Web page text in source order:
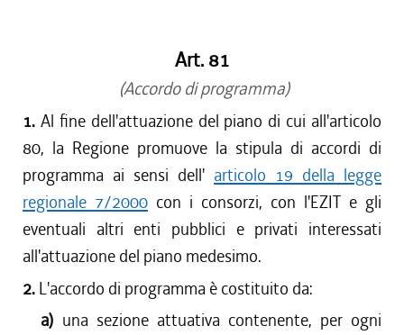
dal 15/12/2016 al 31/12/2016
dal 13/08/2016 al 14/12/2016
dal 13/04/2016 al 12/08/2016
dal 01/01/2016 al 12/04/2016
dal 13/11/2015 al 31/12/2015
dal 01/10/2015 al 12/11/2015
dal 11/08/2015 al 30/09/2015
dal 23/07/2015 al 10/08/2015
dal 26/02/2015 al 22/07/2015
Art. 81
(Accordo di programma)
1. Al fine dell'attuazione del piano di cui all'articolo
80, la Regione promuove la stipula di accordi di
programma ai sensi dell' articolo 19 della legge
regionale 7/2000 con i consorzi, con l'EZIT e gli
eventuali altri enti pubblici e privati interessati
all'attuazione del piano medesimo.
2. L'accordo di programma è costituito da:
a) una sezione attuativa contenente, per ogni